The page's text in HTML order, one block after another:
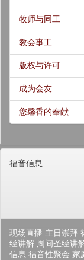
牧师与同工
教会事工
版权与许可
成为会友
您馨香的奉献
福音信息
现场直播 主日崇拜
经讲解 周间圣经讲
信息 福音性聚会 家